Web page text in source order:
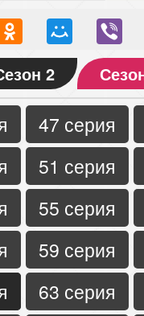
2
47 серия
51 серия
55 серия
59 серия
63 серия